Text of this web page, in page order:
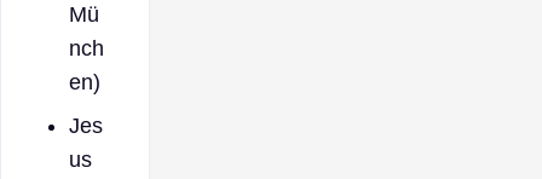
Mü
nch
en)
Jes
us